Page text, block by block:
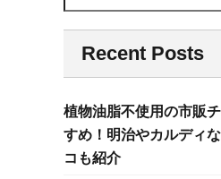
Recent Posts
植物油脂不使用の市販
すめ！明治やカルディ
コも紹介